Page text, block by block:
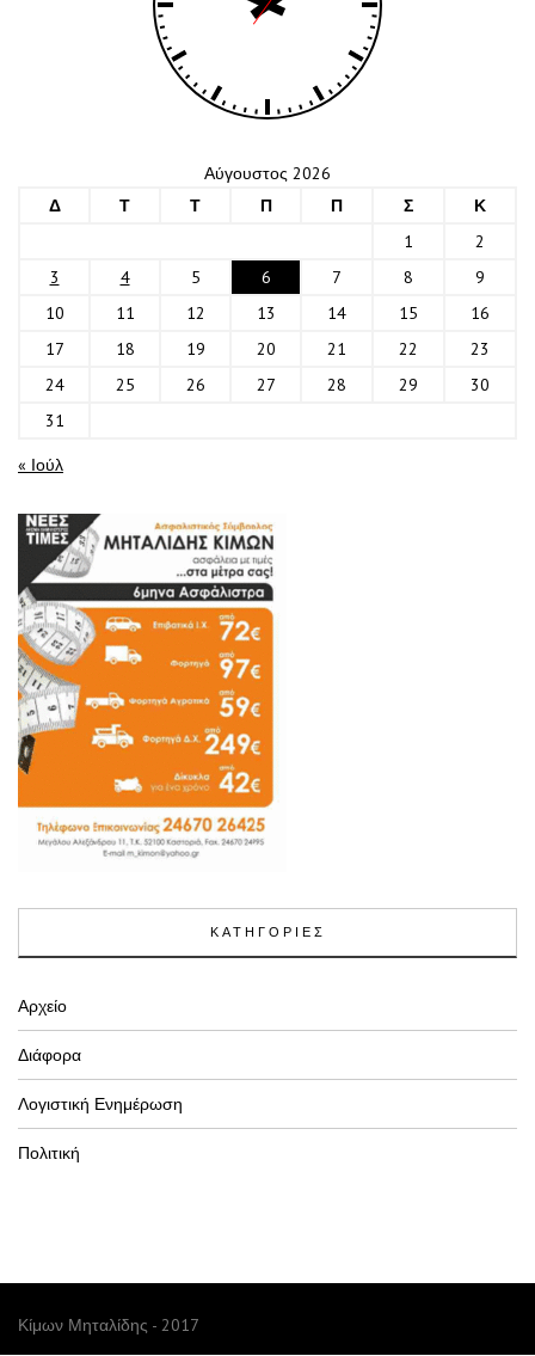
Αύγουστος 2026
Δ
Τ Τ Π Π Σ
Κ
1
2
3
4 5 6 7 8
9
10
11 12 13 14 15
16
17
18 19 20 21 22
23
24
25 26 27 28 29
30
31
« Ιούλ
ΚΑΤΗΓΟΡΙΕΣ
Αρχείο
Διάφορα
Λογιστική Ενημέρωση
Πολιτική
Κίμων Μηταλίδης - 2017